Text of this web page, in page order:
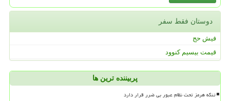
دوستان فقط سفر
فیش حج
قیمت بیسیم کنوود
پربیننده ترین ها
تنگه هرمز تحت نظام عبور بی ضرر قرار دارد